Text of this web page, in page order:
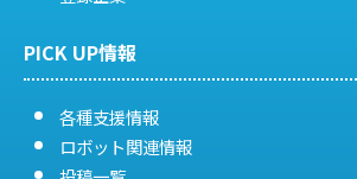
PICK UP情報
各種支援情報
ロボット関連情報